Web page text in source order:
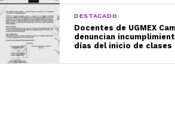
DESTACADO
Docentes de UGMEX
denuncian
días del inicio de clases